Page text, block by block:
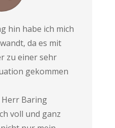
hin habe ich mich
da es mit
zu einer sehr
gekommen
Baring
voll und ganz